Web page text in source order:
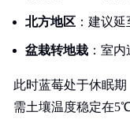
北方地区 ：建议
盆栽转地栽 ：室
此时蓝莓处于休眠
需土壤温度稳定在5℃